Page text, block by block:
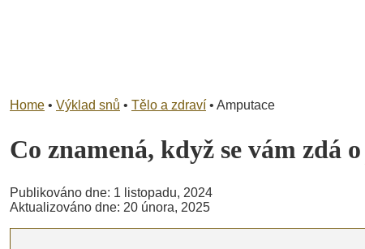
Home • Výklad snů • Tělo a zdraví • Amputace
Co znamená, když se vám zdá o
Publikováno dne: 1 listopadu, 2024
Aktualizováno dne: 20 února, 2025